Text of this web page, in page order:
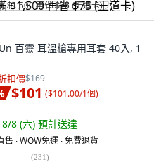
$1,500 再省 $75 (王道卡)
百靈 耳溫槍專用耳套 40入, 1
扣價$169
$101 ($101.00/1個)
8/8 (六) 預計送達
售 ∙ WOW免運 ∙ 免費退貨
(231)